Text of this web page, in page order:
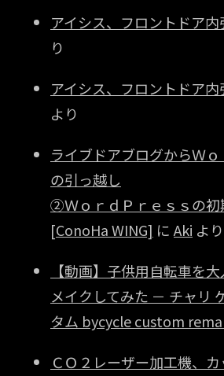
アイシス、フロントドア内
り
アイシス、フロントドア内
より
ライブドアブログからＷ
の引っ越し
②ＷｏｒｄＰｒｅｓｓの初
[ConoHa WING] に Aki より
【動画】子供用自転車を
メイクしてみた － チャリ
タム bycycle custom
ＣＯ２レーザー加工機、